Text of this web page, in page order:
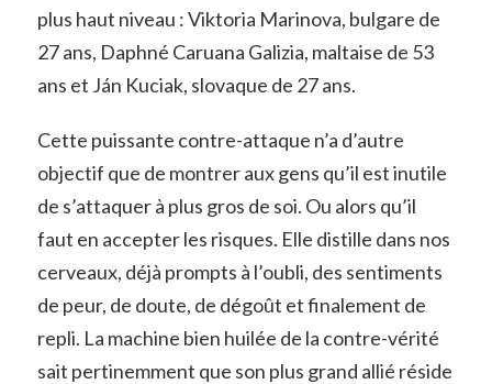
plus haut niveau : Viktoria Marinova, bulgare de
27 ans, Daphné Caruana Galizia, maltaise de 53
ans et Ján Kuciak, slovaque de 27 ans.
Cette puissante contre-attaque n’a d’autre
objectif que de montrer aux gens qu’il est inutile
de s’attaquer à plus gros de soi. Ou alors qu’il
faut en accepter les risques. Elle distille dans nos
cerveaux, déjà prompts à l’oubli, des sentiments
de peur, de doute, de dégoût et finalement de
repli. La machine bien huilée de la contre-vérité
sait pertinemment que son plus grand allié réside